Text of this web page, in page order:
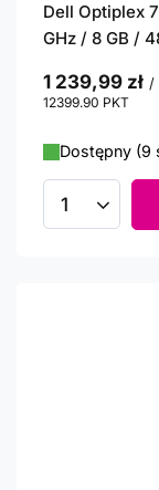
Dell Optiplex
GHz / 8 GB /
1 239,99 zł /
12399.90 PKT
Dostępny (9
Ilość